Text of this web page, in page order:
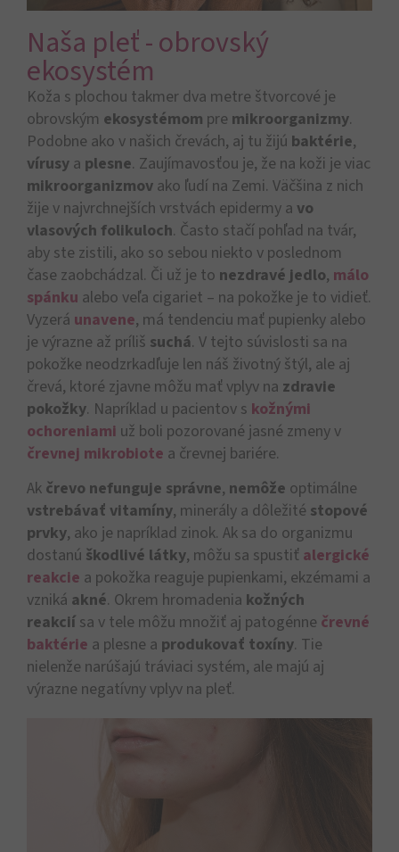
Naša pleť - obrovský
ekosystém
Koža s plochou takmer dva metre štvorcové je
obrovským ekosystémom pre mikroorganizmy.
Podobne ako v našich črevách, aj tu žijú baktérie,
vírusy a plesne. Zaujímavosťou je, že na koži je viac
mikroorganizmov ako ľudí na Zemi. Väčšina z nich
žije v najvrchnejších vrstvách epidermy a vo
vlasových folikuloch. Často stačí pohľad na tvár,
aby ste zistili, ako so sebou niekto v poslednom
čase zaobchádzal. Či už je to nezdravé jedlo, málo
spánku alebo veľa cigariet – na pokožke je to vidieť.
Vyzerá unavene, má tendenciu mať pupienky alebo
je výrazne až príliš suchá. V tejto súvislosti sa na
pokožke neodzrkadľuje len náš životný štýl, ale aj
črevá, ktoré zjavne môžu mať vplyv na zdravie
pokožky. Napríklad u pacientov s kožnými
ochoreniami už boli pozorované jasné zmeny v
črevnej mikrobiote a črevnej bariére.
Ak črevo nefunguje správne, nemôže optimálne
vstrebávať vitamíny, minerály a dôležité stopové
prvky, ako je napríklad zinok. Ak sa do organizmu
dostanú škodlivé látky, môžu sa spustiť alergické
reakcie a pokožka reaguje pupienkami, ekzémami a
vzniká akné. Okrem hromadenia kožných
reakcií sa v tele môžu množiť aj patogénne črevné
baktérie a plesne a produkovať toxíny. Tie
nielenže narúšajú tráviaci systém, ale majú aj
výrazne negatívny vplyv na pleť.